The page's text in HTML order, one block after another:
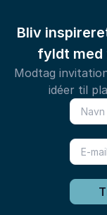
Bliv
fyldt med
Modtag
idéer til